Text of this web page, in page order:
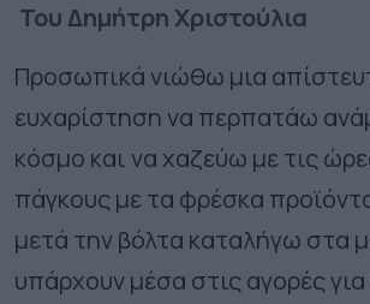
Του Δημήτρη Χριστούλια
Προσωπικά νιώθω μια
ευχαρίστηση να περπατάω
κόσμο και να χαζεύω με τις
πάγκους με τα φρέσκα
μετά την βόλτα καταλήγω στα
υπάρχουν μέσα στις αγορές